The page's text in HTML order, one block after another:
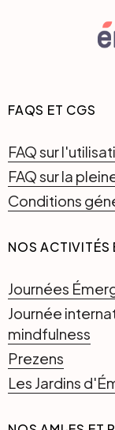
FAQS ET CGS
FAQ sur
FAQ sur la
Conditions
NOS ACTIVITÉS
Journées
Journée
mindfulness
Prezens
Les Jardins